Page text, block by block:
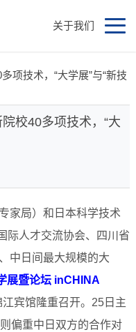
关于我们
项技术，“大学展”与“新技
校40多项技术，“大
家局）和日本科学技术
际人才交流协会、四川省
中日间最大规模的大
展暨论坛 inCHINA
宾馆隆重召开。25日主
偏重中日双方的合作对